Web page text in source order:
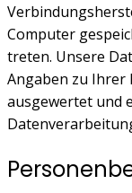
Computer
treten. Unsere
Angaben zu Ihrer
ausgewertet und